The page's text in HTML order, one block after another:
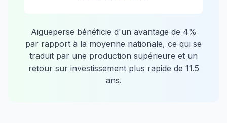
Aigueperse bénéficie d'un avantage de 4%
par rapport à la moyenne nationale, ce qui se
traduit par une production supérieure et un
retour sur investissement plus rapide de 11.5
ans.